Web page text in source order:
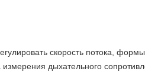
скорость потока,
дыхательного